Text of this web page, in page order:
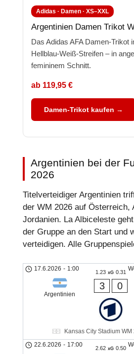
Adidas · Damen · XS–XXL
Argentinien Damen Trikot
Das Adidas AFA Damen-Trikot
Hellblau-Weiß-Streifen – in
femininem Schnitt.
ab 119,95 €
Damen-Trikot kaufen →
Argentinien bei der
2026
Titelverteidiger Argentinien
der WM 2026 auf Österreich,
Jordanien. La Albiceleste
der Gruppe an den Start und
verteidigen. Alle
17.6.2026 - 1:00
Argentinien
1.23 xG 0.31
3 0
Kansas City Stadium
22.6.2026 - 17:00
2.62 xG 0.50